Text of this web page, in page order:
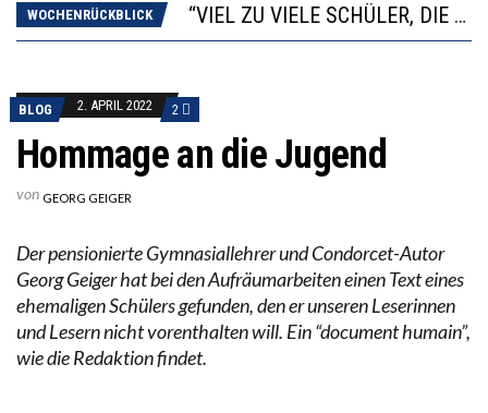
WOCHENRÜCKBLICK
DIE GANZE HILFLOSIGKEIT DES BILDUNGSBÜRGERTUMS
WORAUS WÄCHST, WAS KINDER TRÄGT
BLOG 2. APRIL 2022 2
Hommage an die Jugend
von GEORG GEIGER
Der pensionierte Gymnasiallehrer und Condorcet-Autor
Georg Geiger hat bei den Aufräumarbeiten einen Text eines
ehemaligen Schülers gefunden, den er unseren Leserinnen
und Lesern nicht vorenthalten will. Ein “document humain”,
wie die Redaktion findet.